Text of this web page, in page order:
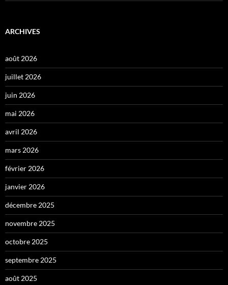
ARCHIVES
août 2026
juillet 2026
juin 2026
mai 2026
avril 2026
mars 2026
février 2026
janvier 2026
décembre 2025
novembre 2025
octobre 2025
septembre 2025
août 2025